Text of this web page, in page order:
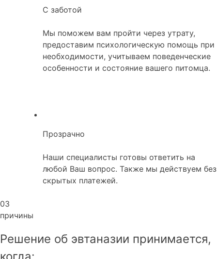
С заботой
Мы поможем вам пройти через утрату,
предоставим психологическую помощь при
необходимости, учитываем поведенческие
особенности и состояние вашего питомца.
Прозрачно
Наши специалисты готовы ответить на
любой Ваш вопрос. Также мы действуем без
скрытых платежей.
03
причины
Решение об эвтаназии принимается,